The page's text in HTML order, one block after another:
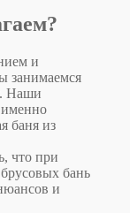
и
занимаемся
Наши
именно
баня из
что при
бань
и